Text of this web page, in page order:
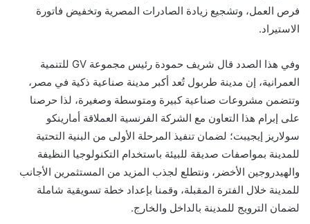
فرص العمل، وتشجيع زيادة الصادرات المصرية وتخفيض فاتورة
الاستيراد.
وفي هذا الصدد قال شريف حمودة رئيس مجموعة GV للتنمية
العمرانية، إن مدينة طربول تُعد أكبر مدينة صناعية ذكية في مصر،
وتتضمن مشروعات صناعية كبيرة ومتوسطة وصغيرة، لذا حرصنا
على إبرام هذا التعاون مع الشركة الفرنسية العملاقة أمارينكو
سولاريز إيجيبت؛ لضمان تنفيذ المرحلة الأولى من البنية التحتية
للمدينة بمواصفات صديقة للبيئة باستخدام التكنولوجيا النظيفة
والهيدروجين الأخضر، ونتطلع لجذب المزيد من المستثمرين الأجانب
للمدينة خلال الفترة المقبلة، وقمنا بإعداد خطة تسويقية شاملة
لضمان الترويج للمدينة بالداخل والخارج.